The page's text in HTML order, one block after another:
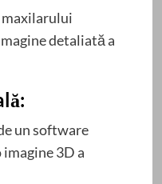
maxilarului
detaliată a
un software
imagine 3D a